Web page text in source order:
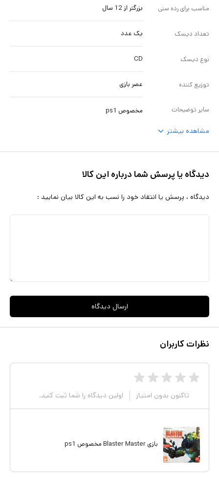
مناسب برای رده سنی بزرگتر از 12 سال
تعداد دیسک یک عدد
نوع دیسک CD
توزیع کننده عصر بازی
سایر توضیحات مخصوص ps1
مشاهده بیشتر
دیدگاه یا پرسش شما درباره این کالا
دیدگاه ، پرسش یا انتقاد خود را نسب به این کالا بیان نمایید :
ارسال دیدگاه
نظرات کاربران
تاکنون بدون امتیاز اولین دیدگاه را شما ثبت کنید.
بازی Blaster Master مخصوص ps1